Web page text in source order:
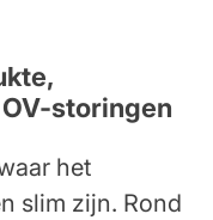
storingen
het
slim zijn. Rond